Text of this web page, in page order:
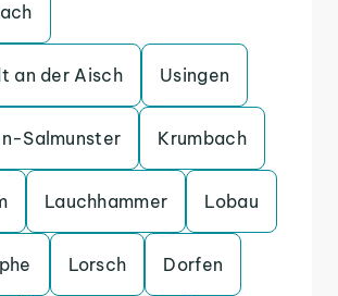
an der Aisch Usingen
Salmunster Krumbach
Lauchhammer Lobau
Lorsch Dorfen